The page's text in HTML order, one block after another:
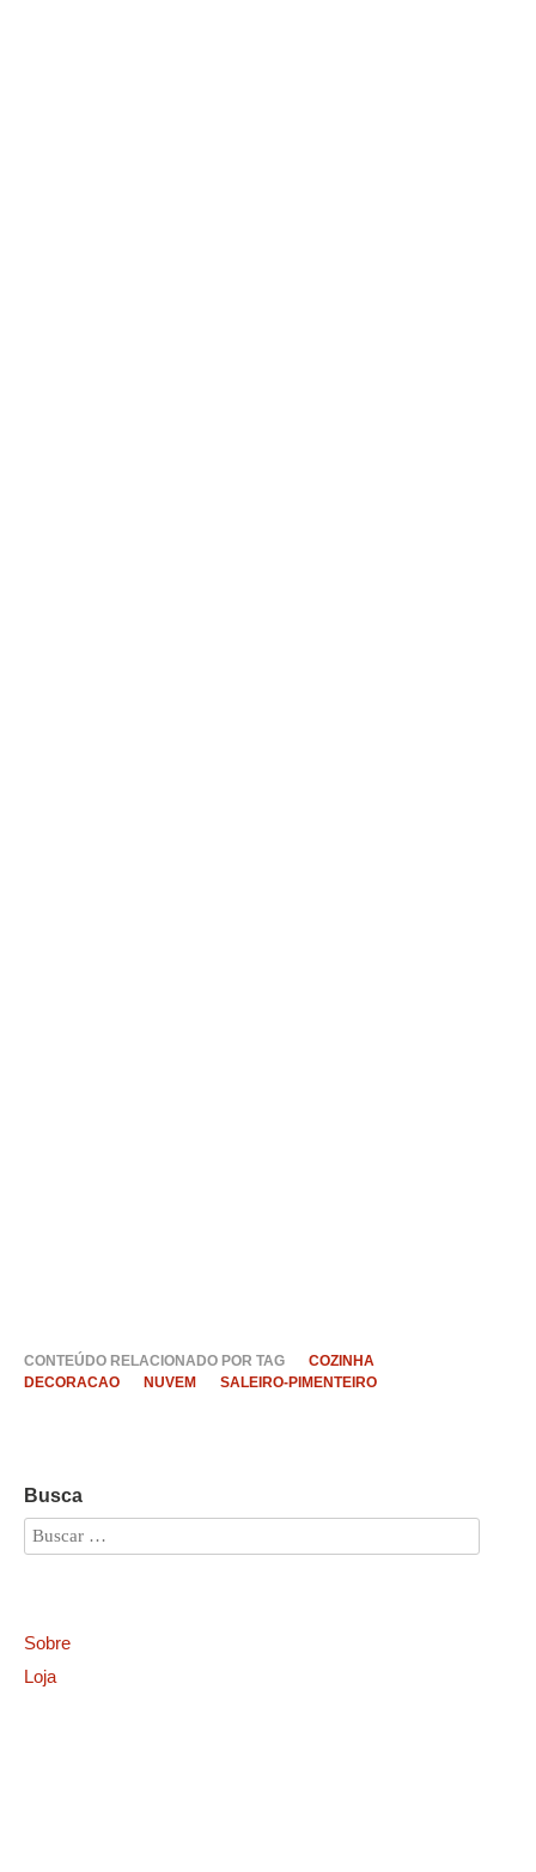
CONTEÚDO RELACIONADO POR TAG
COZINHA
DECORACAO
NUVEM SALEIRO-PIMENTEIRO
Busca
Sobre
Loja